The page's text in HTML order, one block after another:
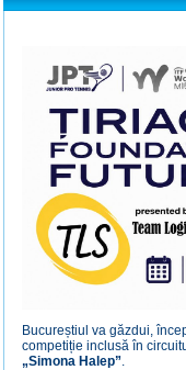
Bucureștiul va găzdui,
competiție inclusă în
„Simona Halep”.